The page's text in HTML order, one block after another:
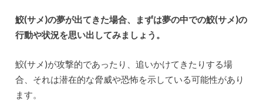
鮫(サメ)の夢が出てきた場合、まずは夢の中での鮫(サメ)の
行動や状況を思い出してみましょう。
鮫(サメ)が攻撃的であったり、追いかけてきたりする場
合、それは潜在的な脅威や恐怖を示している可能性があり
ます。